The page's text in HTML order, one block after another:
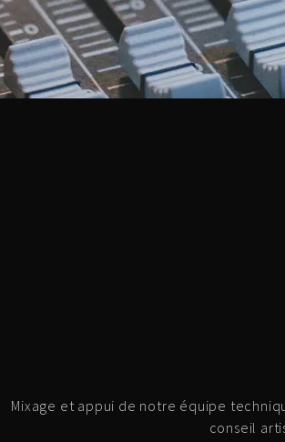
NOTRE PORTFOLIO
Mixage et appui de notre équipe
conseil